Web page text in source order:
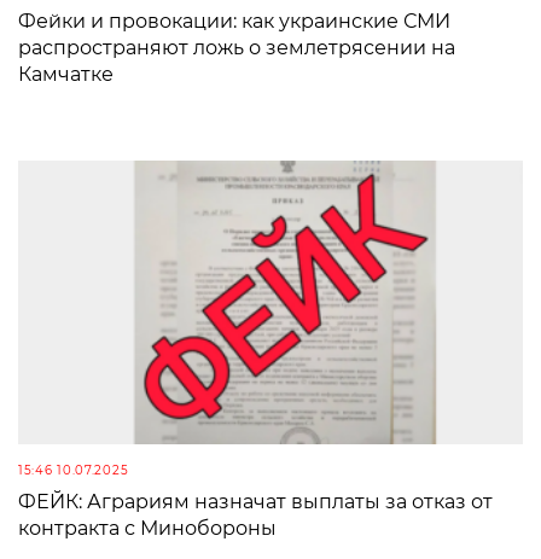
Фейки и провокации: как украинские СМИ
распространяют ложь о землетрясении на
Камчатке
15:46 10.07.2025
ФЕЙК: Аграриям назначат выплаты за отказ от
контракта с Минобороны